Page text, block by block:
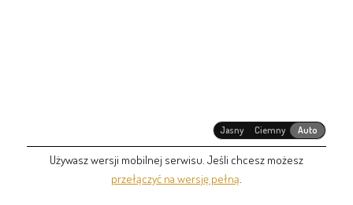
Jasny Ciemny Auto
Używasz wersji mobilnej serwisu. Jeśli chcesz możesz
przełączyć na wersję pełną